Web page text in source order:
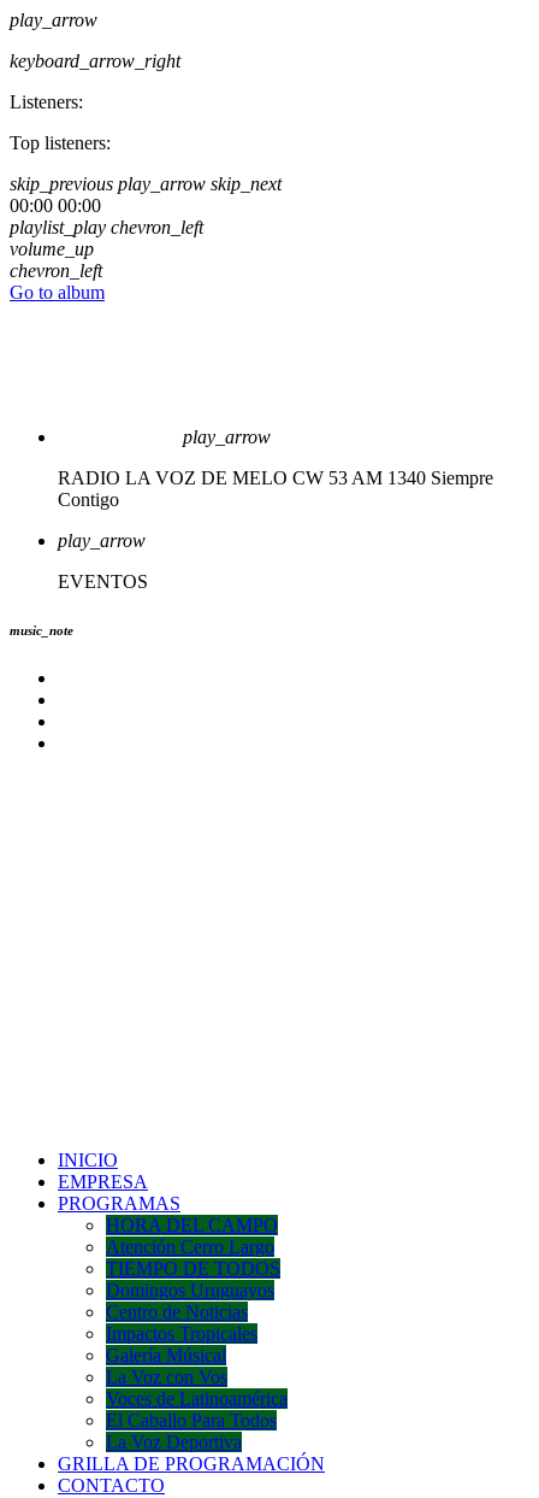
play_arrow
keyboard_arrow_right
Listeners:
Top listeners:
skip_previous play_arrow skip_next
00:00 00:00
playlist_play chevron_left
volume_up
chevron_left
Go to album
play_arrow
RADIO LA VOZ DE MELO CW 53 AM 1340 Siempre
Contigo
play_arrow
EVENTOS
music_note
INICIO
EMPRESA
PROGRAMAS
HORA DEL CAMPO
Atención Cerro Largo
TIEMPO DE TODOS
Domingos Uruguayos
Centro de Noticias
Impactos Tropicales
Galería Músical
La Voz con Vos
Voces de Latinoamérica
El Caballo Para Todos
La Voz Deportiva
GRILLA DE PROGRAMACIÓN
CONTACTO